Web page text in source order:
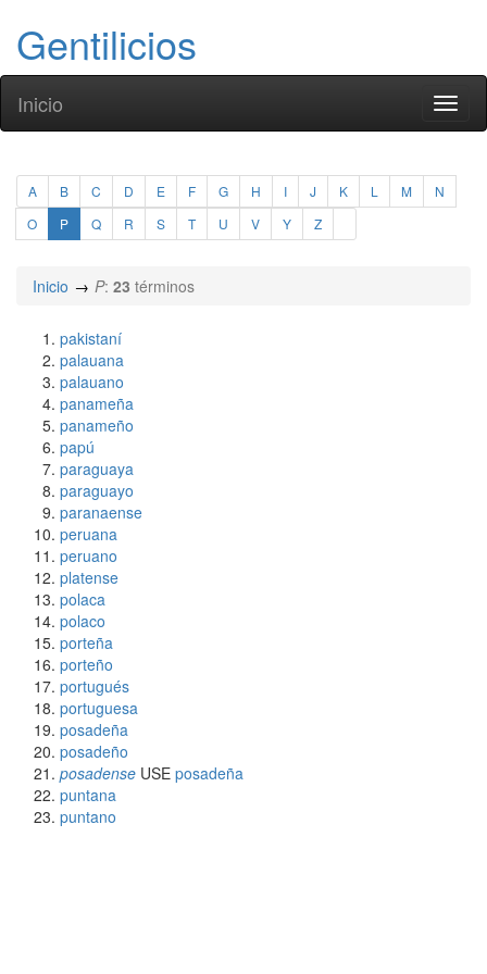
Gentilicios
Inicio
A B C D E F G H I J K L M
N
O
P Q R S T U V Y Z
Inicio P: 23 términos
pakistaní
palauana
palauano
panameña
panameño
papú
paraguaya
paraguayo
paranaense
peruana
peruano
platense
polaca
polaco
porteña
porteño
portugués
portuguesa
posadeña
posadeño
posadense USE posadeña
puntana
puntano